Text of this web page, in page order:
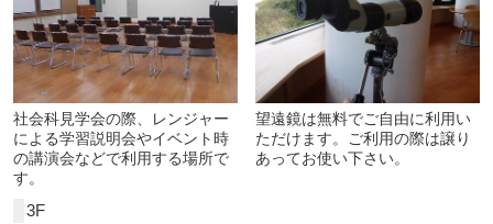
社会科見学会の際、レンジャー
による学習説明会やイベント時
の講演会などで利用する場所で
す。
望遠鏡は無料でご自由に利用い
ただけます。ご利用の際は譲り
あってお使い下さい。
3F